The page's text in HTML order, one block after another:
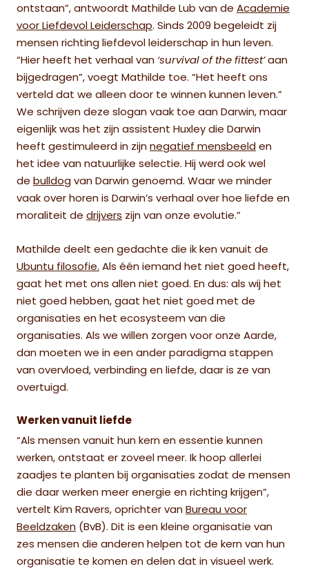
ontstaan”, antwoordt Mathilde Lub van de Academie
voor Liefdevol Leiderschap. Sinds 2009 begeleidt zij
mensen richting liefdevol leiderschap in hun leven.
“Hier heeft het verhaal van ‘survival of the fittest’aan
bijgedragen”, voegt Mathilde toe. “Het heeft ons
verteld dat we alleen door te winnen kunnen leven.”
We schrijven deze slogan vaak toe aan Darwin, maar
eigenlijk was het zijn assistent Huxley die Darwin
heeft gestimuleerd in zijn negatief mensbeeld en
het idee van natuurlijke selectie. Hij werd ook wel
de bulldog van Darwin genoemd. Waar we minder
vaak over horen is Darwin’s verhaal over hoe liefde en
moraliteit de drijvers zijn van onze evolutie.”
Mathilde deelt een gedachte die ik ken vanuit de
Ubuntu filosofie. Als één iemand het niet goed heeft,
gaat het met ons allen niet goed. En dus: als wij het
niet goed hebben, gaat het niet goed met de
organisaties en het ecosysteem van die
organisaties. Als we willen zorgen voor onze Aarde,
dan moeten we in een ander paradigma stappen
van overvloed, verbinding en liefde, daar is ze van
overtuigd.
Werken vanuit liefde
“Als mensen vanuit hun kern en essentie kunnen
werken, ontstaat er zoveel meer. Ik hoop allerlei
zaadjes te planten bij organisaties zodat de mensen
die daar werken meer energie en richting krijgen”,
vertelt Kim Ravers, oprichter van Bureau voor
Beeldzaken (BvB). Dit is een kleine organisatie van
zes mensen die anderen helpen tot de kern van hun
organisatie te komen en delen dat in visueel werk.